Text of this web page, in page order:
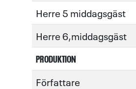
Herre 5 middagsgäst
Herre 6,middagsgäst
PRODUKTION
Författare